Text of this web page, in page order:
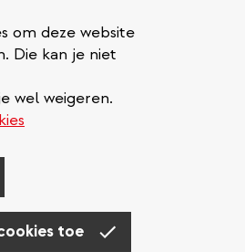
om deze website
Die kan je niet
wel weigeren.
toe